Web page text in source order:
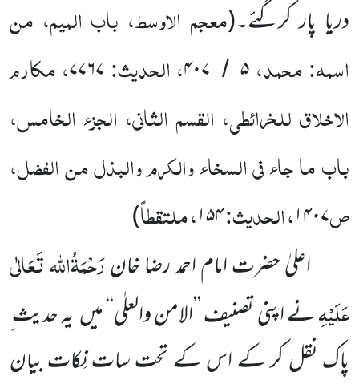
دریا پار کرگئے۔(معجم الاوسط، باب المیم، من
اسمہ: محمد،۵/ ۴۰۷، الحدیث: ۷۷۶۷، مکارم
الاخلاق للخرائطی، القسم الثانی، الجزء الخامس،
باب ما جاء فی السخاء والکرم والبذل من الفضل،
ص۱۴۰۷، الحدیث:۱۵۴، ملتقطاً)
اعلیٰ حضرت امام احمد رضا خانرَحْمَۃُاللہ تَعَالٰی
عَلَیْہِنے اپنی تصنیف ’’الامن والعلٰی‘‘ میں یہ حدیث ِ
پاک نقل کر کے اس کے تحت سات نِکات بیان